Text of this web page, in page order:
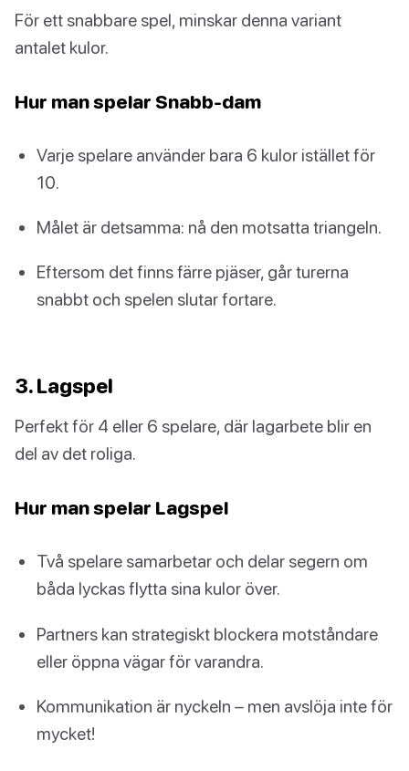
För ett snabbare spel, minskar denna variant
antalet kulor.
Hur man spelar Snabb-dam
Varje spelare använder bara 6 kulor istället för
10.
Målet är detsamma: nå den motsatta triangeln.
Eftersom det finns färre pjäser, går turerna
snabbt och spelen slutar fortare.
3. Lagspel
Perfekt för 4 eller 6 spelare, där lagarbete blir en
del av det roliga.
Hur man spelar Lagspel
Två spelare samarbetar och delar segern om
båda lyckas flytta sina kulor över.
Partners kan strategiskt blockera motståndare
eller öppna vägar för varandra.
Kommunikation är nyckeln – men avslöja inte för
mycket!